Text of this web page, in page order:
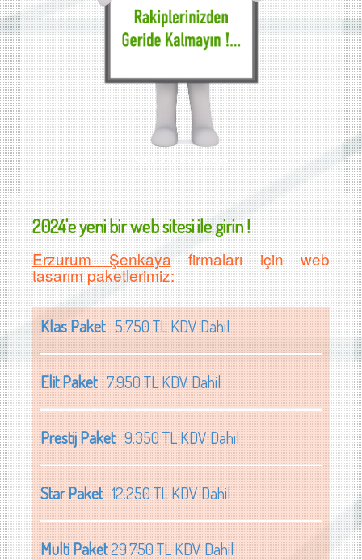
Web Tasarımı Erzurum Şenkaya
2024'e yeni bir web sitesi ile girin !
Erzurum Şenkayafirmaları için web
tasarım paketlerimiz:
Klas Paket5.750 TL KDV Dahil
Elit Paket7.950 TL KDV Dahil
Prestij Paket9.350 TL KDV Dahil
Star Paket12.250 TL KDV Dahil
Multi Paket29.750 TL KDV Dahil